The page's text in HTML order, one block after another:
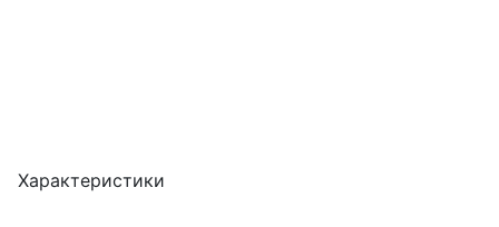
Характеристики